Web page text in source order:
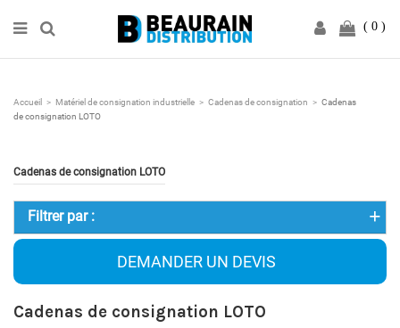
0
Accueil Matériel de consignation industrielle Cadenas de consignation
Cadenas
de consignation LOTO
Cadenas de consignation LOTO
Cadenas de consignation LOTO
Filtrer par :
DEMANDER UN DEVIS